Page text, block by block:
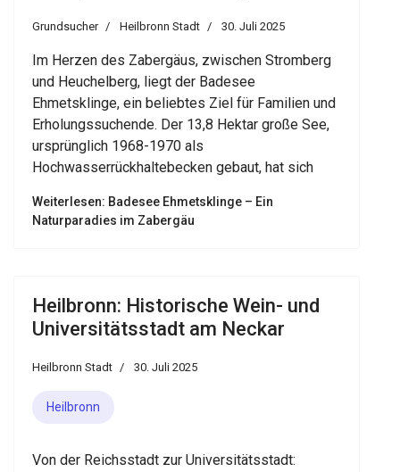
Grundsucher Heilbronn Stadt 30. Juli 2025
Im Herzen des Zabergäus, zwischen Stromberg
und Heuchelberg, liegt der Badesee
Ehmetsklinge, ein beliebtes Ziel für Familien und
Erholungssuchende. Der 13,8 Hektar große See,
ursprünglich 1968-1970 als
Hochwasserrückhaltebecken gebaut, hat sich
Weiterlesen: Badesee Ehmetsklinge – Ein
Naturparadies im Zabergäu
Heilbronn: Historische Wein- und
Universitätsstadt am Neckar
Heilbronn Stadt 30. Juli 2025
Heilbronn
Von der Reichsstadt zur Universitätsstadt: